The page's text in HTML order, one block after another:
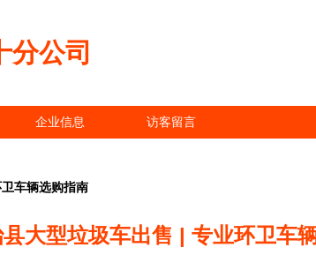
分公司
企业信息 访客留言
车辆选购指南
大型垃圾车出售 | 专业环卫车